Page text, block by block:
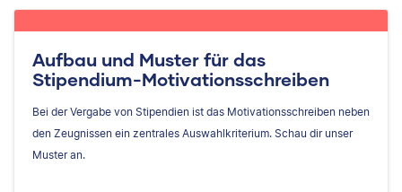
Aufbau und Muster für das
Stipendium-Motivationsschreiben
Bei der Vergabe von Stipendien ist das Motivationsschreiben neben
den Zeugnissen ein zentrales Auswahlkriterium. Schau dir unser
Muster an.